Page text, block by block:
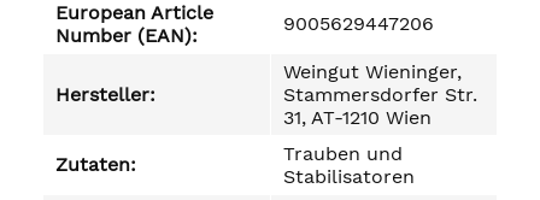
European Article
Number (EAN):
9005629447206
Hersteller:
Weingut Wieninger,
Stammersdorfer Str.
31, AT-1210 Wien
Zutaten:
Trauben und
Stabilisatoren